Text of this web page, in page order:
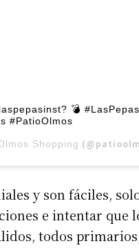
💣 #LasPepas
#PatioOlmos
Shopping
y son fáciles,
e intentar que
todos